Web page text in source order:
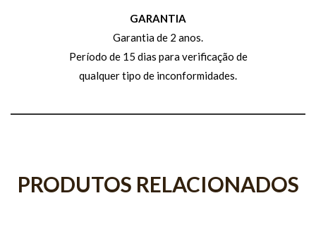
GARANTIA
Garantia de 2 anos.
Período de 15 dias para verificação de
qualquer tipo de inconformidades.
PRODUTOS RELACIONADOS